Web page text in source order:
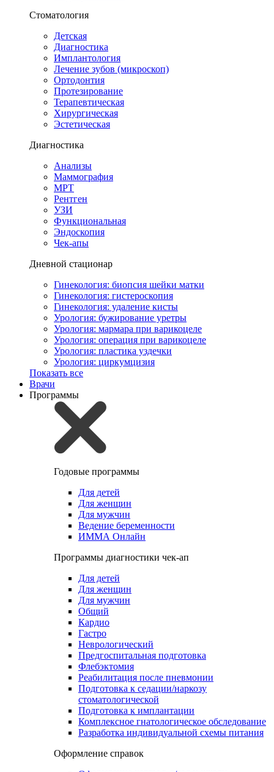
Стоматология
Детская
Диагностика
Имплантология
Лечение зубов (микроскоп)
Ортодонтия
Протезирование
Терапевтическая
Хирургическая
Эстетическая
Диагностика
Анализы
Маммография
МРТ
Рентген
УЗИ
Функциональная
Эндоскопия
Чек-апы
Дневной стационар
Гинекология: биопсия шейки матки
Гинекология: гистероскопия
Гинекология: удаление кисты
Урология: бужирование уретры
Урология: мармара при варикоцеле
Урология: операция при варикоцеле
Урология: пластика уздечки
Урология: циркумцизия
Показать все
Врачи
Программы
Годовые программы
Для детей
Для женщин
Для мужчин
Ведение беременности
ИММА Онлайн
Программы диагностики чек-ап
Для детей
Для женщин
Для мужчин
Общий
Кардио
Гастро
Неврологический
Предгоспитальная подготовка
Флебэктомия
Реабилитация после пневмонии
Подготовка к седации/наркозу
стоматологической
Подготовка к имплантации
Комплексное гнатологическое обследование
Разработка индивидуальной схемы питания
Оформление справок